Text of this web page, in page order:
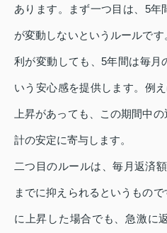
あります。まず一つ目は、5
が変動しないというルールで
利が変動しても、5年間は毎月
いう安心感を提供します。例
上昇があっても、この期間中
計の安定に寄与します。
二つ目のルールは、毎月返済
までに抑えられるというもの
に上昇した場合でも、急激に